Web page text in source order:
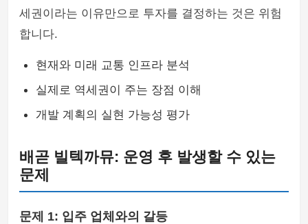
세권이라는 이유만으로 투자를 결정하는 것은 위험
합니다.
현재와 미래 교통 인프라 분석
실제로 역세권이 주는 장점 이해
개발 계획의 실현 가능성 평가
배곧 빌텍까뮤: 운영 후 발생할 수 있는
문제
문제 1: 입주 업체와의 갈등